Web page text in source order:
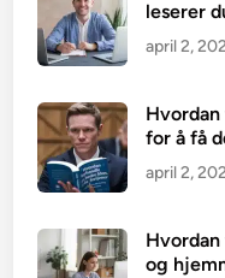
leserer
april 2,
for å få
april 2,
og